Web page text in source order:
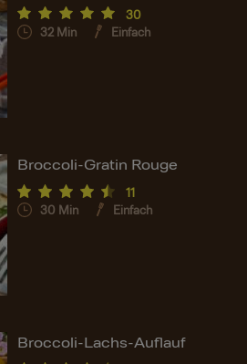
30
32 Min Einfach
Broccoli-Gratin Rouge
11
30 Min Einfach
Broccoli-Lachs-Auflauf